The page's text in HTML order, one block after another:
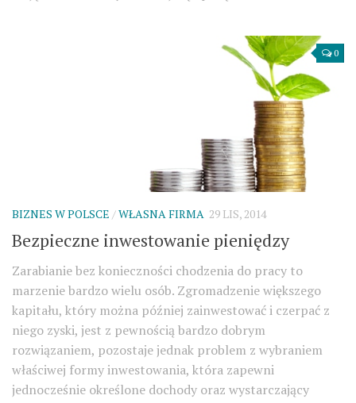
0
BIZNES W POLSCE /WŁASNA FIRMA 29 LIS, 2014
Bezpieczne inwestowanie pieniędzy
Zarabianie bez konieczności chodzenia do pracy to
marzenie bardzo wielu osób. Zgromadzenie większego
kapitału, który można później zainwestować i czerpać z
niego zyski, jest z pewnością bardzo dobrym
rozwiązaniem, pozostaje jednak problem z wybraniem
właściwej formy inwestowania, która zapewni
jednocześnie określone dochody oraz wystarczający